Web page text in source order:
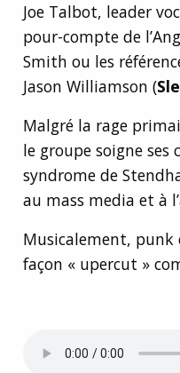
Joe Talbot, leader
pour-compte de
Smith ou les
Jason Williamson (
Malgré la rage
le groupe soigne
syndrome de
au mass media et à
Musicalement, punk
façon « upercut »